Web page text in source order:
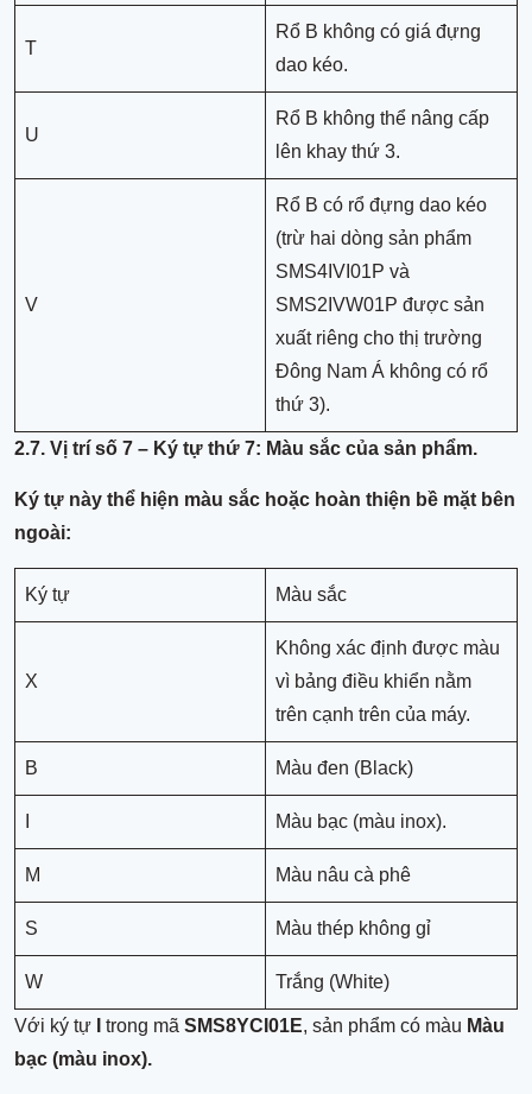
T
Rổ B không có giá đựng
dao kéo.
U
Rổ B không thể nâng cấp
lên khay thứ 3.
V
Rổ B có rổ đựng dao kéo
(trừ hai dòng sản phẩm
SMS4IVI01P và
SMS2IVW01P được sản
xuất riêng cho thị trường
Đông Nam Á không có rổ
thứ 3).
2.7. Vị trí số 7 – Ký tự thứ 7: Màu sắc của sản phẩm.
Ký tự này thể hiện màu sắc hoặc hoàn thiện bề mặt bên
ngoài:
Ký tự Màu sắc
X
Không xác định được màu
vì bảng điều khiển nằm
trên cạnh trên của máy.
B Màu đen (Black)
Màu bạc (màu inox).
M Màu nâu cà phê
S Màu thép không gỉ
W Trắng (White)
Với ký tự trong mã SMS8YCI01E, sản phẩm có màu Màu
bạc (màu inox).